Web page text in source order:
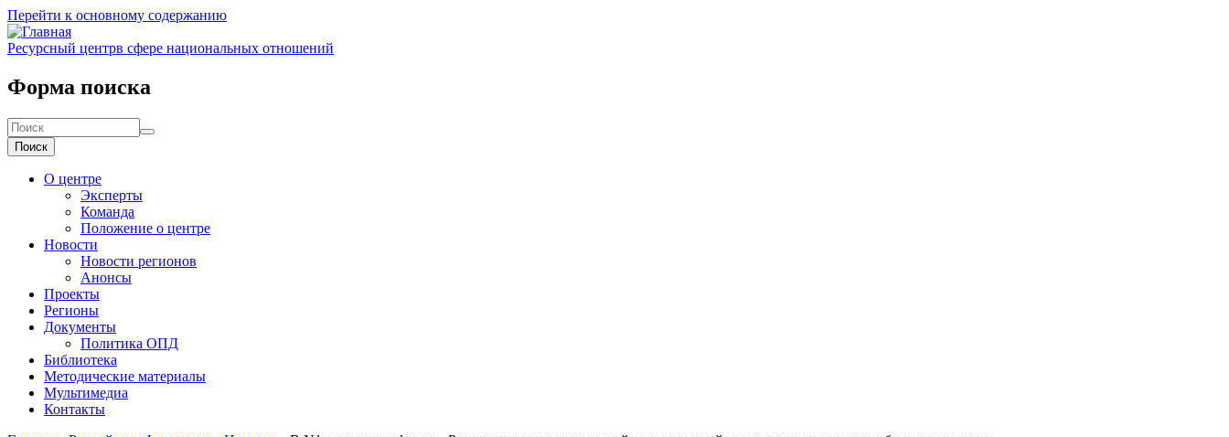
Перейти к основному содержанию
Ресурсный центрв сфере национальных отношений
Форма поиска
Поиск
О центре
Эксперты
Команда
Положение о центре
Новости
Новости регионов
Анонсы
Проекты
Регионы
Документы
Политика ОПД
Библиотека
Методические материалы
Мультимедиа
Контакты